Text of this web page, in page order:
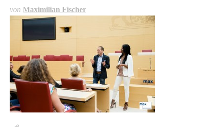
von Maximilian Fischer